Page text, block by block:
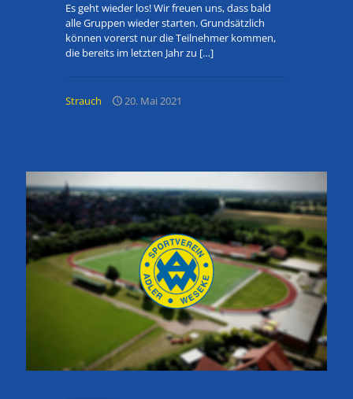
Es geht wieder los! Wir freuen uns, dass bald
alle Gruppen wieder starten. Grundsätzlich
können vorerst nur die Teilnehmer kommen,
die bereits im letzten Jahr zu […]
Strauch 20. Mai 2021